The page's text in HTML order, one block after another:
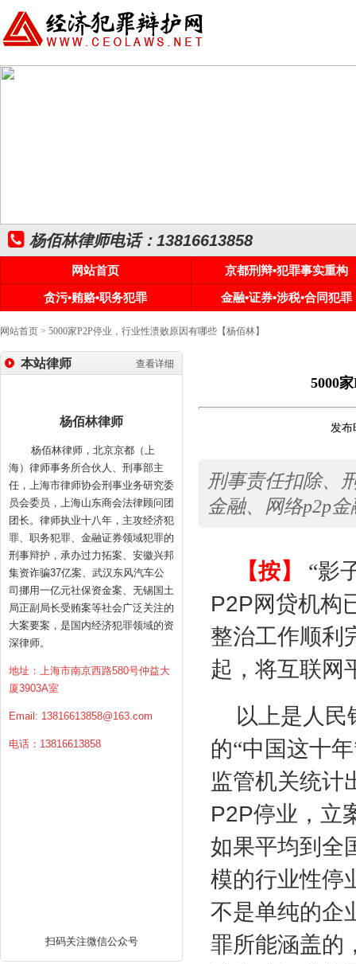
杨佰林律师电话：13816613858
网站首页
京都刑辩•犯罪事实重构
贪污•贿赂•职务犯罪
金融•证券•涉税•合同犯罪
网站首页 > 5000家P2P停业，行业性溃败原因有哪些【杨佰林】
查看详细
本站律师
杨佰林律师
杨佰林律师，北京京都（上
海）律师事务所合伙人、刑事部主
任，上海市律师协会刑事业务研究委
员会委员，上海山东商会法律顾问团
团长。律师执业十八年，主攻经济犯
罪、职务犯罪、金融证券领域犯罪的
刑事辩护，承办过力拓案、安徽兴邦
集资诈骗37亿案、武汉东风汽车公
司挪用一亿元社保资金案、无锡国土
局正副局长受贿案等社会广泛关注的
大案要案，是国内经济犯罪领域的资
深律师。
地址：上海市南京西路580号仲益大
厦3903A室
Email: 13816613858@163.com
电话：13816613858
扫码关注微信公众号
5000
发
刑事责任扣除、
金融、网络p2p
【按】
“影
P2P网贷机构
整治工作顺利
起，将互联网
以上是人民
的“中国这十
监管机关统计
P2P停业，立
如果平均到全
模的行业性停
不是单纯的企
罪所能涵盖的